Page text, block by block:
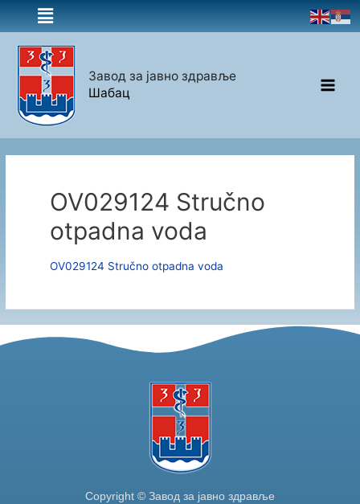
Завод за јавно здравље
Шабац
OV029124 Stručno
otpadna voda
OV029124 Stručno otpadna voda
Copyright © Завод за јавно здравље